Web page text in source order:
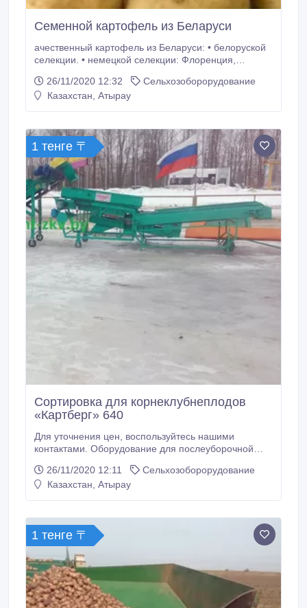
Семенной картофель из Беларуси
ачественный картофель из Беларуси: • белоруской
селекции. • немецкой селекции: Флоренция,
Ред Скарлетт, Импала, Ривьера Роко, Коломбо,
Джелли. Репродукция: супер элита, первая
Зорачка, - среднеранний – Манифест, Янка,
Фальварак, Бриз; - среднеспелый – Скарб, Рагнеда,
Живица, Лазурит; - среднепоздний – Журавинка
(краснокожурный), Вектор; - поздний – Зарница,
Здабытак.
26/11/2020 12:32
Сельхозоборорудование
Казахстан, Атырау
1 тенге 〒
Сортировка для корнеклубнеплодов
«Картберг» 640
Для уточнения цен, воспользуйтесь нашими
контактами. Оборудование для послеуборочной
корнепло-дов. Главная техническая особенность
данной сортировки - это разделение
трансформация инспекционного стола в отдельную
машину.
26/11/2020 12:11
Сельхозоборорудование
Казахстан, Атырау
1 тенге 〒